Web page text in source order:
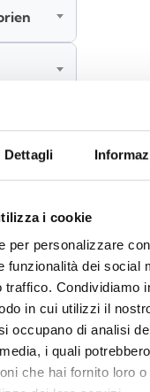
Dettagli
i cookie
per personalizzare
funzionalità dei social
traffico. Condividiamo
in cui utilizzi il
occupano di analisi
i quali
che hai fornito loro o
Meldersockel -
bevor Sie Inhalte